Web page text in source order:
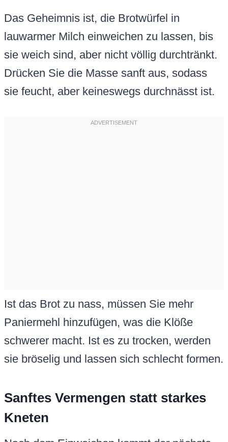
Das Geheimnis ist, die Brotwürfel in
lauwarmer Milch einweichen zu lassen, bis
sie weich sind, aber nicht völlig durchtränkt.
Drücken Sie die Masse sanft aus, sodass
sie feucht, aber keineswegs durchnässt ist.
Ist das Brot zu nass, müssen Sie mehr
Paniermehl hinzufügen, was die Klöße
schwerer macht. Ist es zu trocken, werden
sie bröselig und lassen sich schlecht formen.
Sanftes Vermengen statt starkes
Kneten